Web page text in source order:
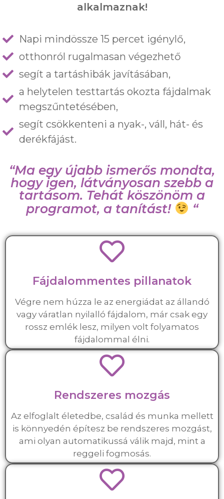
alkalmaznak!
Napi mindössze 15 percet igénylő,
otthonról rugalmasan végezhető
segít a tartáshibák javításában,
a helytelen testtartás okozta fájdalmak
megszűntetésében,
segít csökkenteni a nyak-, váll, hát- és
derékfájást.
“Ma egy újabb ismerős mondta,
hogy igen, látványosan szebb a
tartásom. Tehát köszönöm a
programot, a tanítást!
“
Fájdalommentes pillanatok
Végre nem húzza le az energiádat az állandó
vagy váratlan nyilalló fájdalom, már csak egy
rossz emlék lesz, milyen volt folyamatos
fájdalommal élni.
Rendszeres mozgás
Az elfoglalt életedbe, család és munka mellett
is könnyedén építesz be rendszeres mozgást,
ami olyan automatikussá válik majd, mint a
reggeli fogmosás.